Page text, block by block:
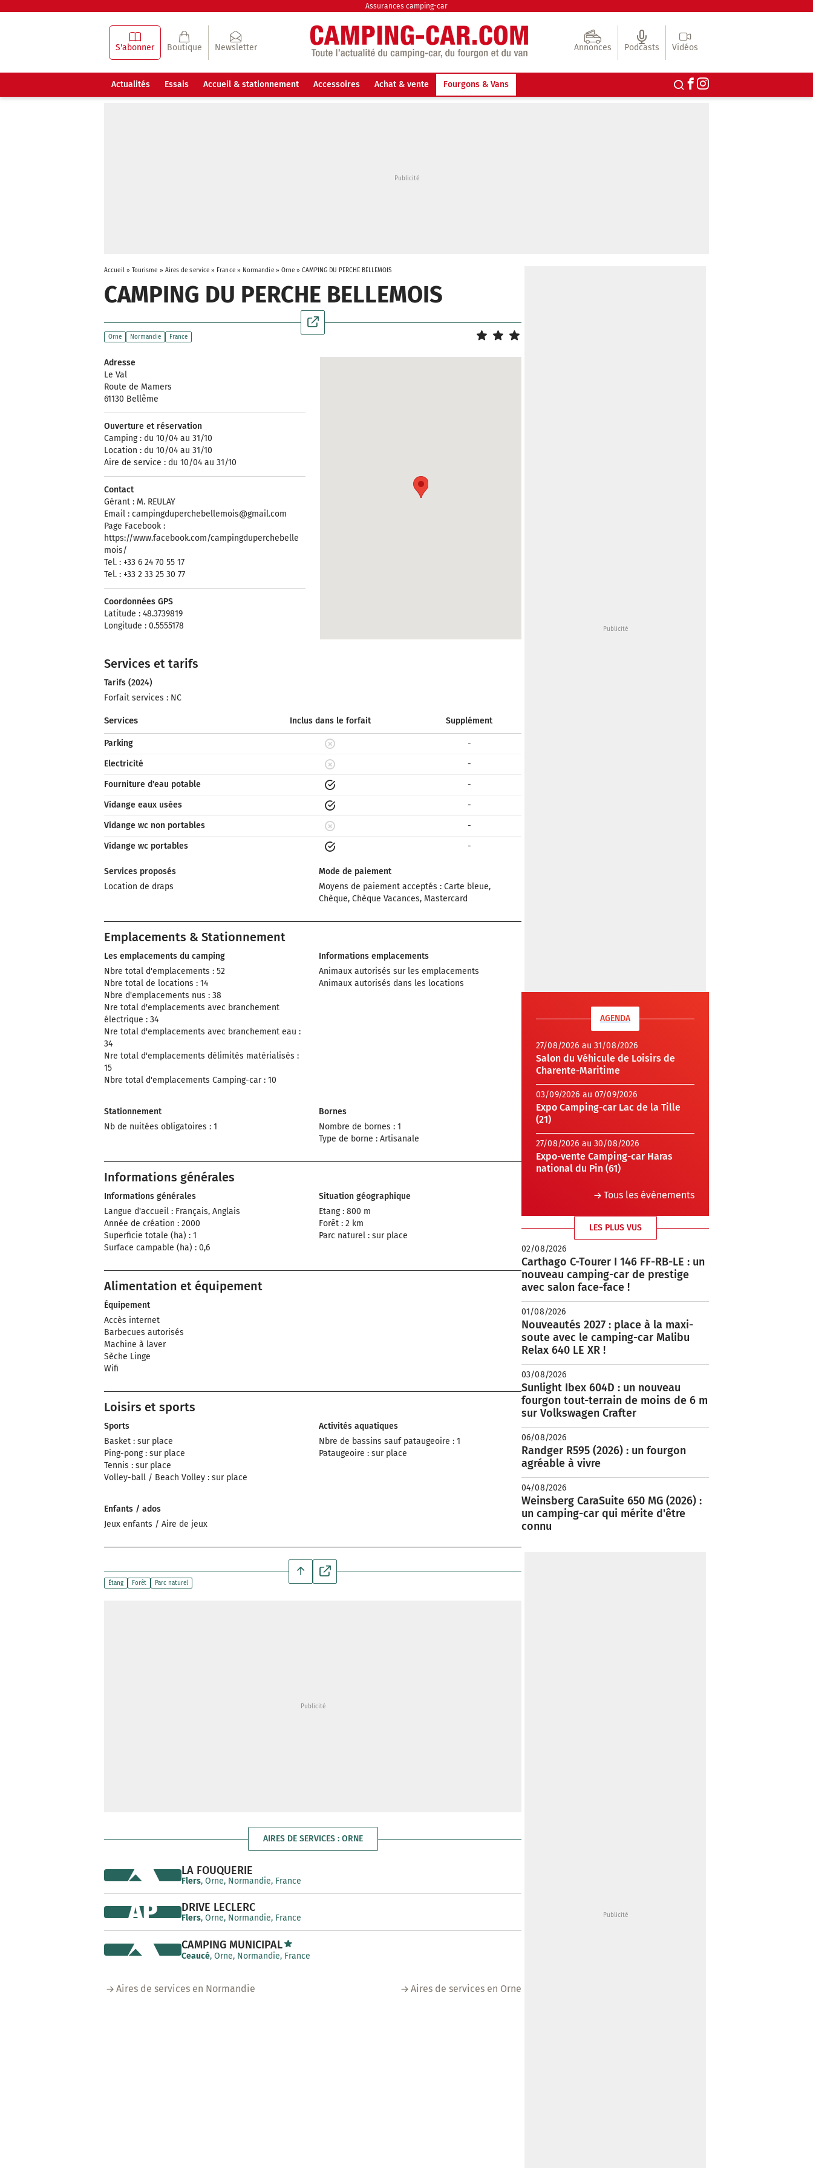
Assurances camping-car
S'abonner Boutique Newsletter Annonces Podcasts Vidéos
Actualités Essais Accueil & stationnement Accessoires Achat & vente Fourgons & Vans
Accueil» Tourisme » Aires de service » France» Normandie» Orne »CAMPING DU PERCHE BELLEMOIS
CAMPING DU PERCHE BELLEMOIS
Orne Normandie France
Adresse
Le Val
Route de Mamers
61130 Bellême
Ouverture et réservation
Camping : du 10/04 au 31/10
Location : du 10/04 au 31/10
Aire de service : du 10/04 au 31/10
Contact
Gérant : M. REULAY
Email : campingduperchebellemois@gmail.com
Page Facebook :
https://www.facebook.com/campingduperchebelle
mois/
Tel. : +33 6 24 70 55 17
Tel. : +33 2 33 25 30 77
Coordonnées GPS
Latitude : 48.3739819
Longitude : 0.5555178
Services et tarifs
Tarifs (2024)
Forfait services : NC
Services Inclus dans le forfait Supplément
Parking
-
Electricité
-
Fourniture d'eau potable
-
Vidange eaux usées
-
Vidange wc non portables
-
Vidange wc portables
-
Services proposés
Location de draps
Mode de paiement
Moyens de paiement acceptés : Carte bleue,
Chèque, Chèque Vacances, Mastercard
Emplacements & Stationnement
Les emplacements du camping
Nbre total d'emplacements : 52
Nbre total de locations : 14
Nbre d'emplacements nus : 38
Nre total d'emplacements avec branchement
électrique : 34
Nre total d'emplacements avec branchement eau :
34
Nre total d'emplacements délimités matérialisés :
15
Nbre total d'emplacements Camping-car : 10
Informations emplacements
Animaux autorisés sur les emplacements
Animaux autorisés dans les locations
Stationnement
Nb de nuitées obligatoires : 1
Bornes
Nombre de bornes : 1
Type de borne : Artisanale
Informations générales
Informations générales
Langue d'accueil : Français, Anglais
Année de création : 2000
Superficie totale (ha) : 1
Surface campable (ha) : 0,6
Situation géographique
Etang : 800 m
Forêt : 2 km
Parc naturel : sur place
Alimentation et équipement
Équipement
Accès internet
Barbecues autorisés
Machine à laver
Sèche Linge
Wifi
Loisirs et sports
Sports
Basket : sur place
Ping-pong : sur place
Tennis : sur place
Volley-ball / Beach Volley : sur place
Activités aquatiques
Nbre de bassins sauf pataugeoire : 1
Pataugeoire : sur place
Enfants / ados
Jeux enfants / Aire de jeux
Étang Forêt Parc naturel
AIRES DE SERVICES : ORNE
LA FOUQUERIE
Flers, Orne, Normandie, France
DRIVE LECLERC
Flers, Orne, Normandie, France
AP
CAMPING MUNICIPAL
Ceaucé, Orne, Normandie, France
Aires de services en Normandie Aires de services en Orne
AGENDA
27/08/2026 au 31/08/2026
Salon du Véhicule de Loisirs de
Charente-Maritime
03/09/2026 au 07/09/2026
Expo Camping-car Lac de la Tille
(21)
27/08/2026 au 30/08/2026
Expo-vente Camping-car Haras
national du Pin (61)
Tous les évènements
LES PLUS VUS
02/08/2026
Carthago C-Tourer I 146 FF-RB-LE : un
nouveau camping-car de prestige
avec salon face-face !
01/08/2026
Nouveautés 2027 : place à la maxi-
soute avec le camping-car Malibu
Relax 640 LE XR !
03/08/2026
Sunlight Ibex 604D : un nouveau
fourgon tout-terrain de moins de 6 m
sur Volkswagen Crafter
06/08/2026
Randger R595 (2026) : un fourgon
agréable à vivre
04/08/2026
Weinsberg CaraSuite 650 MG (2026) :
un camping-car qui mérite d'être
connu